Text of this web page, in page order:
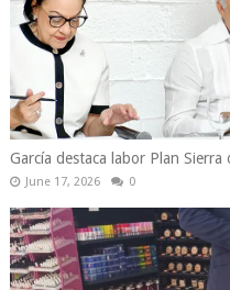
García destaca labor Plan
June 17, 2026 0